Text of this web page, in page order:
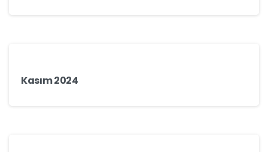
Kasım 2024